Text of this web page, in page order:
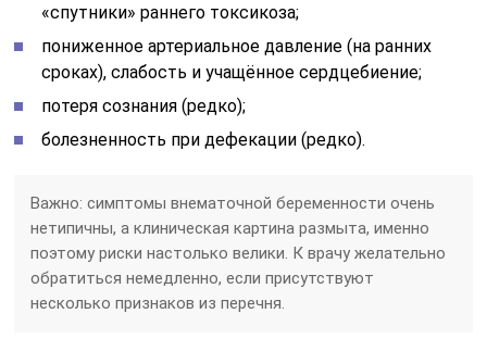
«спутники» раннего токсикоза;
пониженное артериальное давление (на ранних
сроках), слабость и учащённое сердцебиение;
потеря сознания (редко);
болезненность при дефекации (редко).
Важно: симптомы внематочной беременности очень
нетипичны, а клиническая картина размыта, именно
поэтому риски настолько велики. К врачу желательно
обратиться немедленно, если присутствуют
несколько признаков из перечня.